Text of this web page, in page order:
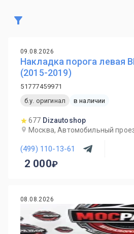
09.08.2026
Накладка порога левая
(2015-2019)
51777459971
б.у. оригинал
в наличии
677 Dizautoshop
Москва, Автомобильный
(499) 110-13-61
2 000
08.08.2026